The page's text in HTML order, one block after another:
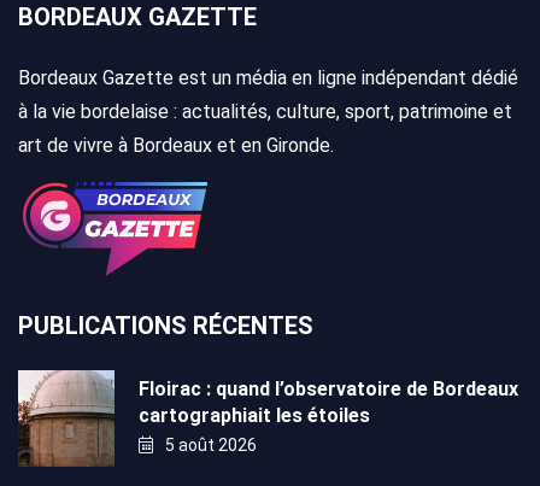
BORDEAUX GAZETTE
Bordeaux Gazette est un média en ligne indépendant dédié
à la vie bordelaise : actualités, culture, sport, patrimoine et
art de vivre à Bordeaux et en Gironde.
PUBLICATIONS RÉCENTES
Floirac : quand l’observatoire de Bordeaux
cartographiait les étoiles
5 août 2026